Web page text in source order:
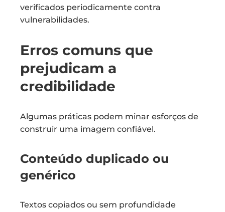
verificados periodicamente contra
vulnerabilidades.
Erros comuns que
prejudicam a
credibilidade
Algumas práticas podem minar esforços de
construir uma imagem confiável.
Conteúdo duplicado ou
genérico
Textos copiados ou sem profundidade